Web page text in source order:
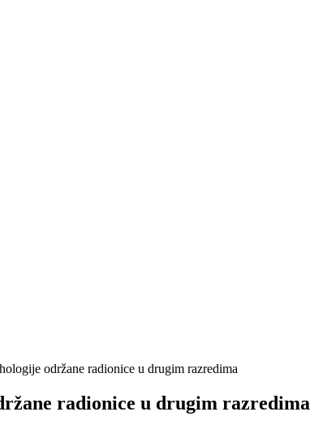
održane radionice u drugim razredima
radionice u drugim razredima